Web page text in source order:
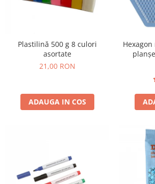
Plastilină 500 g 8 culori
asortate
21,00 RON
ADAUGA IN COS